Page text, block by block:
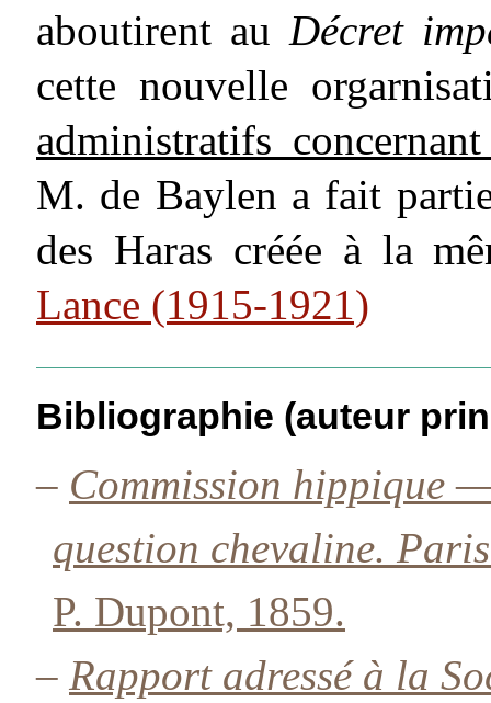
aboutirent au Décret
cette nouvelle
administratifs
M. de Baylen a fait
des Haras créée à la
Lance (1915-1921)
Bibliographie (auteur
– Commission hippique
question chevaline.
P. Dupont, 1859.
– Rapport adressé à la